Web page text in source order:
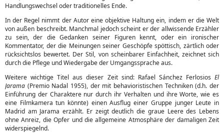
Handlungswechsel oder traditionelles Ende.
In der Regel nimmt der Autor eine objektive Haltung ein, indem er die Welt
von außen beschreibt. Manchmal jedoch scheint er der allwissende Erzähler
zu sein, der die Gedanken seiner Figuren kennt, oder ein ironischer
Kommentator, der die Meinungen seiner Geschöpfe spöttisch, zärtlich oder
rücksichtslos bewertet. Der Stil, von scheinbarer Einfachheit, zeichnet sich
durch die Pflege und Wiedergabe der Umgangssprache aus.
Weitere wichtige Titel aus dieser Zeit sind: Rafael Sánchez Ferlosios El
Jarama (Premio Nadal 1955), der mit behavioristischen Techniken (d.h. der
Einführung der Charaktere nur durch ihr Verhalten und ihre Worte, wie es
eine Filmkamera tun könnte) einen Ausflug einer Gruppe junger Leute in
Madrid am Jarama erzählt. Er zeigt deutlich die graue Leere des Lebens
ohne Anreiz, die Opfer und die allgemeine Atmosphäre der damaligen Zeit
widerspiegelnd.